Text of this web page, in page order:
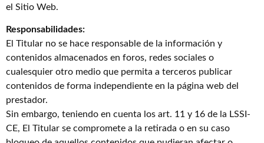
el Sitio Web.
Responsabilidades:
El Titular no se hace responsable de la información y
contenidos almacenados en foros, redes sociales o
cualesquier otro medio que permita a terceros publicar
contenidos de forma independiente en la página web del
prestador.
Sin embargo, teniendo en cuenta los art. 11 y 16 de la LSSI-
CE, El Titular se compromete a la retirada o en su caso